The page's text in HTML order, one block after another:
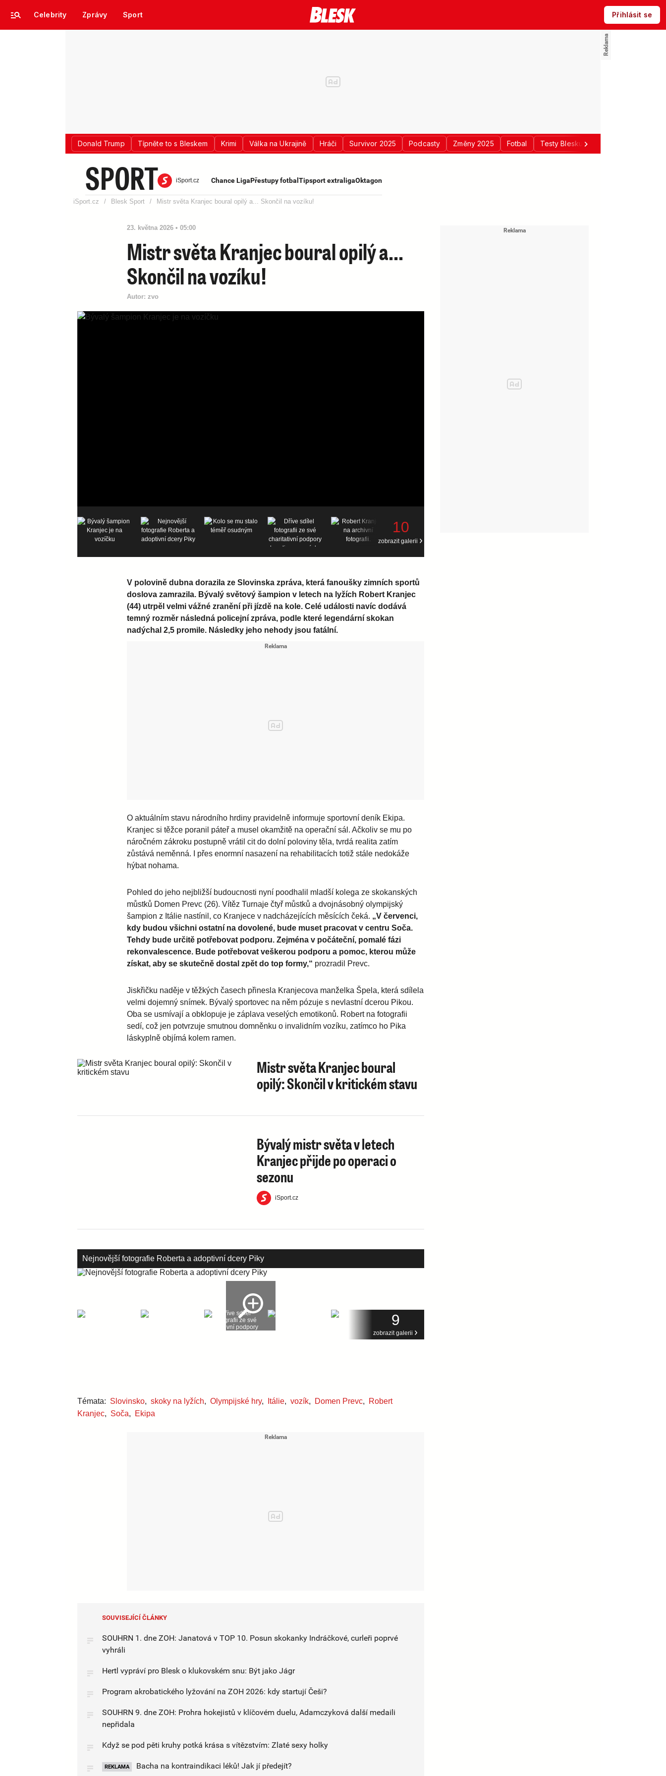
Donald Trump Típněte to s Bleskem Krimi Válka na Ukrajině Hráči Survivor 2025 Podcasty Změny 2025 Fotbal Testy Blesku
Celebrity Zprávy Sport Přihlásit se
SPORT iSport.cz Chance LigaPřestupy fotbal Tipsport extraligaOktagon
iSport.cz / Blesk Sport / Mistr světa Kranjec boural opilý a... Skončil na vozíku!
23. května 2026 • 05:00
Mistr světa Kranjec boural opilý a...
Skončil na vozíku!
Autor: zvo
10
zobrazit galerii
V polovině dubna dorazila ze Slovinska zpráva, která fanoušky zimních sportů
doslova zamrazila. Bývalý světový šampion v letech na lyžích Robert Kranjec
(44) utrpěl velmi vážné zranění při jízdě na kole. Celé události navíc dodává
temný rozměr následná policejní zpráva, podle které legendární skokan
nadýchal 2,5 promile. Následky jeho nehody jsou fatální.
O aktuálním stavu národního hrdiny pravidelně informuje sportovní deník Ekipa.
Kranjec si těžce poranil páteř a musel okamžitě na operační sál. Ačkoliv se mu po
náročném zákroku postupně vrátil cit do dolní poloviny těla, tvrdá realita zatím
zůstává neměnná. I přes enormní nasazení na rehabilitacích totiž stále nedokáže
hýbat nohama.
Pohled do jeho nejbližší budoucnosti nyní poodhalil mladší kolega ze skokanských
můstků Domen Prevc (26). Vítěz Turnaje čtyř můstků a dvojnásobný olympijský
šampion z Itálie nastínil, co Kranjece v nadcházejících měsících čeká. „V červenci,
kdy budou všichni ostatní na dovolené, bude muset pracovat v centru Soča.
Tehdy bude určitě potřebovat podporu. Zejména v počáteční, pomalé fázi
rekonvalescence. Bude potřebovat veškerou podporu a pomoc, kterou může
získat, aby se skutečně dostal zpět do top formy,“ prozradil Prevc.
Jiskřičku naděje v těžkých časech přinesla Kranjecova manželka Špela, která sdílela
velmi dojemný snímek. Bývalý sportovec na něm pózuje s nevlastní dcerou Pikou.
Oba se usmívají a obklopuje je záplava veselých emotikonů. Robert na fotografii
sedí, což jen potvrzuje smutnou domněnku o invalidním vozíku, zatímco ho Pika
láskyplně objímá kolem ramen.
Mistr světa Kranjec boural
opilý: Skončil v kritickém stavu
Bývalý mistr světa v letech
Kranjec přijde po operaci o
sezonu
iSport.cz
Nejnovější fotografie Roberta a adoptivní dcery Piky
9
zobrazit galerii
Témata: Slovinsko, skoky na lyžích, Olympijské hry, Itálie, vozík, Domen Prevc,
Robert
Kranjec, Soča, Ekipa
SOUVISEJÍCÍ ČLÁNKY
SOUHRN 1. dne ZOH: Janatová v TOP 10. Posun skokanky Indráčkové, curleři poprvé
vyhráli
Hertl vypráví pro Blesk o klukovském snu: Být jako Jágr
Program akrobatického lyžování na ZOH 2026: kdy startují Češi?
SOUHRN 9. dne ZOH: Prohra hokejistů v klíčovém duelu, Adamczyková další medaili
nepřidala
Když se pod pěti kruhy potká krása s vítězstvím: Zlaté sexy holky
REKLAMA Bacha na kontraindikaci léků! Jak jí předejít?